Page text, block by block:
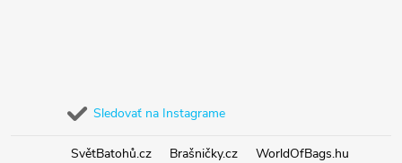
Sledovať na Instagrame
SvětBatohů.cz Brašničky.cz WorldOfBags.hu